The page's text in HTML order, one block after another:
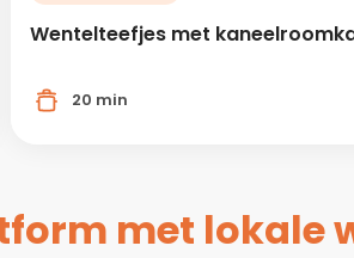
Wentelteefjes met
20 min
met lokale